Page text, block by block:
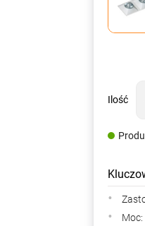
Ilość
Moc: